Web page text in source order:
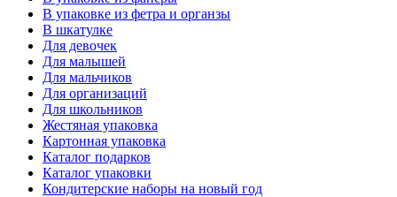
В упаковке из фетра и органзы
В шкатулке
Для девочек
Для малышей
Для мальчиков
Для организаций
Для школьников
Жестяная упаковка
Картонная упаковка
Каталог подарков
Каталог упаковки
Кондитерские наборы на новый год